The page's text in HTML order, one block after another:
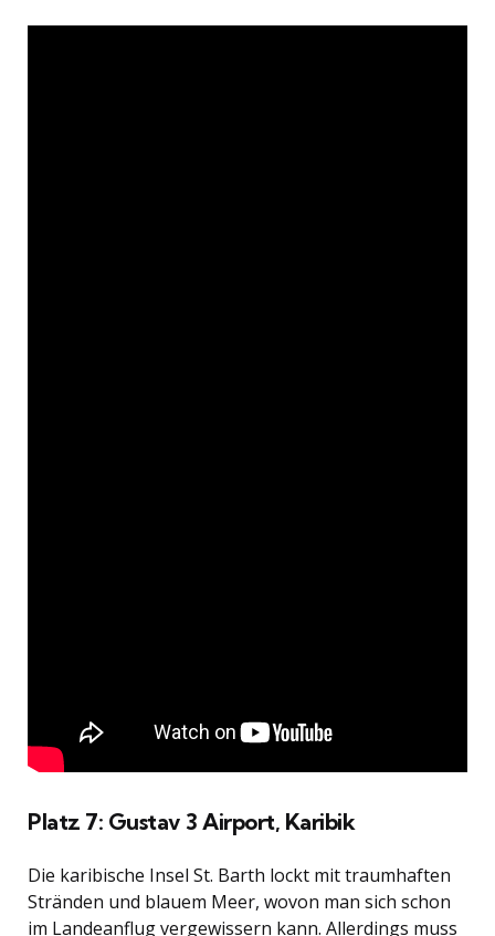
Platz 7: Gustav 3 Airport, Karibik
Die karibische Insel St. Barth lockt mit traumhaften
Stränden und blauem Meer, wovon man sich schon
im Landeanflug vergewissern kann. Allerdings muss